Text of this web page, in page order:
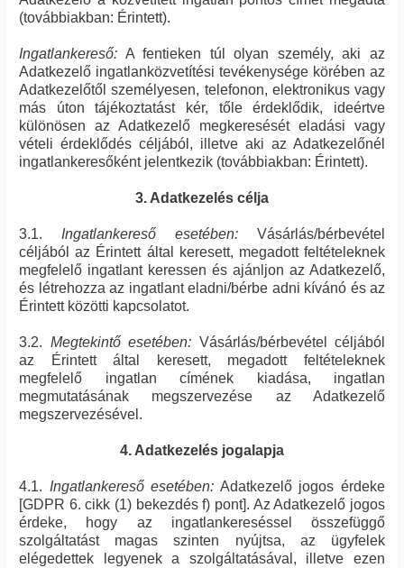
(továbbiakban: Érintett).
Ingatlankereső: A fentieken túl olyan személy, aki az
Adatkezelő ingatlanközvetítési tevékenysége körében az
Adatkezelőtől személyesen, telefonon, elektronikus vagy
más úton tájékoztatást kér, tőle érdeklődik, ideértve
különösen az Adatkezelő megkeresését eladási vagy
vételi érdeklődés céljából, illetve aki az Adatkezelőnél
ingatlankeresőként jelentkezik (továbbiakban: Érintett).
3. Adatkezelés célja
3.1. Ingatlankereső esetében: Vásárlás/bérbevétel
céljából az Érintett által keresett, megadott feltételeknek
megfelelő ingatlant keressen és ajánljon az Adatkezelő,
és létrehozza az ingatlant eladni/bérbe adni kívánó és az
Érintett közötti kapcsolatot.
3.2. Megtekintő esetében: Vásárlás/bérbevétel céljából
az Érintett által keresett, megadott feltételeknek
megfelelő ingatlan címének kiadása, ingatlan
megmutatásának megszervezése az Adatkezelő
megszervezésével.
4. Adatkezelés jogalapja
4.1. Ingatlankereső esetében: Adatkezelő jogos érdeke
[GDPR 6. cikk (1) bekezdés f) pont]. Az Adatkezelő jogos
érdeke, hogy az ingatlankereséssel összefüggő
szolgáltatást magas szinten nyújtsa, az ügyfelek
elégedettek legyenek a szolgáltatásával, illetve ezen